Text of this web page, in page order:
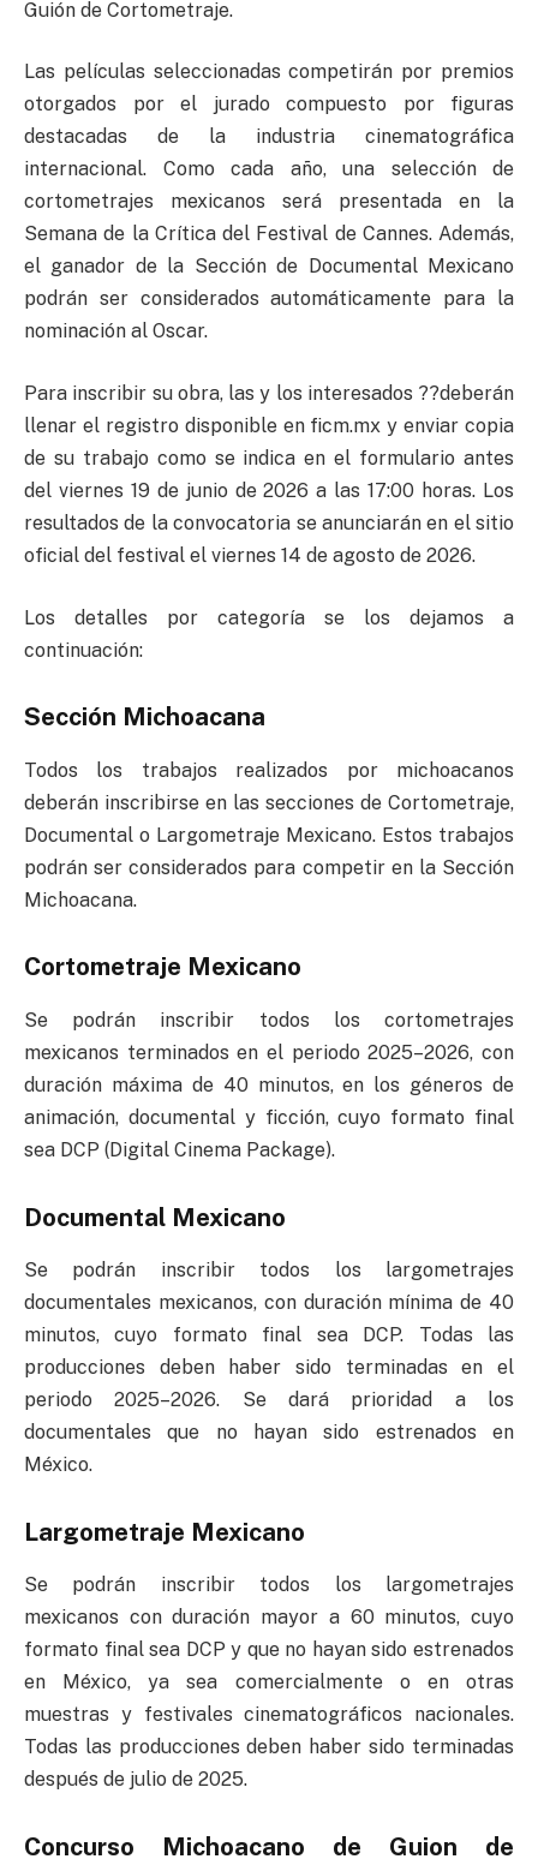
Guión de Cortometraje.
Las películas seleccionadas competirán por premios
otorgados por el jurado compuesto por figuras
destacadas de la industria cinematográfica
internacional. Como cada año, una selección de
cortometrajes mexicanos será presentada en la
Semana de la Crítica del Festival de Cannes. Además,
el ganador de la Sección de Documental Mexicano
podrán ser considerados automáticamente para la
nominación al Oscar.
Para inscribir su obra, las y los interesados ??deberán
llenar el registro disponible en ficm.mx y enviar copia
de su trabajo como se indica en el formulario antes
del viernes 19 de junio de 2026 a las 17:00 horas. Los
resultados de la convocatoria se anunciarán en el sitio
oficial del festival el viernes 14 de agosto de 2026.
Los detalles por categoría se los dejamos a
continuación:
Sección Michoacana
Todos los trabajos realizados por michoacanos
deberán inscribirse en las secciones de Cortometraje,
Documental o Largometraje Mexicano. Estos trabajos
podrán ser considerados para competir en la Sección
Michoacana.
Cortometraje Mexicano
Se podrán inscribir todos los cortometrajes
mexicanos terminados en el periodo 2025–2026, con
duración máxima de 40 minutos, en los géneros de
animación, documental y ficción, cuyo formato final
sea DCP (Digital Cinema Package).
Documental Mexicano
Se podrán inscribir todos los largometrajes
documentales mexicanos, con duración mínima de 40
minutos, cuyo formato final sea DCP. Todas las
producciones deben haber sido terminadas en el
periodo 2025–2026. Se dará prioridad a los
documentales que no hayan sido estrenados en
México.
Largometraje Mexicano
Se podrán inscribir todos los largometrajes
mexicanos con duración mayor a 60 minutos, cuyo
formato final sea DCP y que no hayan sido estrenados
en México, ya sea comercialmente o en otras
muestras y festivales cinematográficos nacionales.
Todas las producciones deben haber sido terminadas
después de julio de 2025.
Concurso Michoacano de Guion de